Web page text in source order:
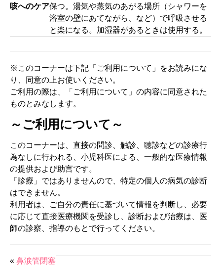
咳へのケア保つ。湯気や蒸気のあがる場所（シャワーを
浴室の壁にあてながら、など）で呼吸させる
と楽になる。加湿器があるときは使用する。
※このコーナーは下記「ご利用について」をお読みにな
り、同意の上お使いください。
ご利用の際は、「ご利用について」の内容に同意された
ものとみなします。
～ご利用について～
このコーナーは、直接の問診、触診、聴診などの診療行
為なしに行われる、小児科医による、一般的な医療情報
の提供および助言です。
「診療」ではありませんので、特定の個人の病気の診断
はできません。
利用者は、ご自分の責任に基づいて情報を判断し、必要
に応じて直接医療機関を受診し、診断および治療は、医
師の診察、指導のもとで行ってください。
« 鼻涙管閉塞